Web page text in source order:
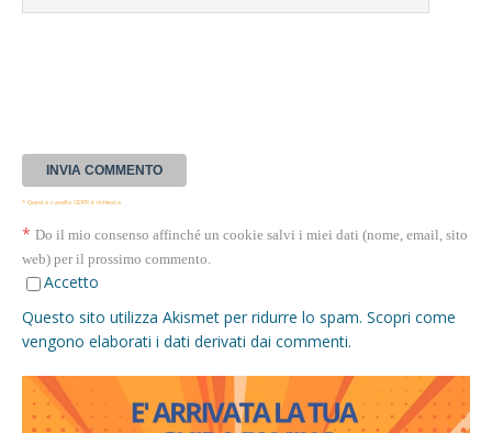
* Questa casella GDPR è richiesta
* Do il mio consenso affinché un cookie salvi i miei dati (nome, email, sito
web) per il prossimo commento.
Accetto
Questo sito utilizza Akismet per ridurre lo spam. Scopri come
vengono elaborati i dati derivati dai commenti.